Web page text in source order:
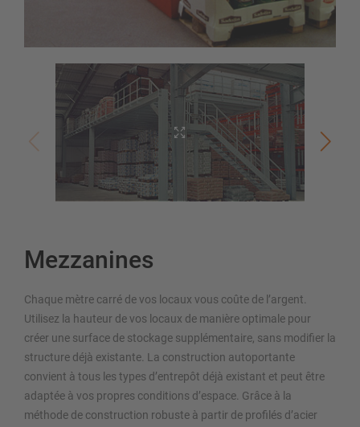
Mezzanines
Chaque mètre carré de vos locaux vous coûte de l’argent.
Utilisez la hauteur de vos locaux de manière optimale pour
créer une surface de stockage supplémentaire, sans modifier la
structure déjà existante. La construction autoportante
convient à tous les types d’entrepôt déjà existant et peut être
adaptée à vos propres conditions d’espace. Grâce à la
méthode de construction robuste à partir de profilés d’acier